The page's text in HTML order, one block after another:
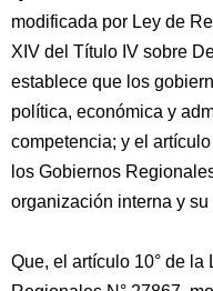
modificada por Ley de
XIV del Título IV sobre
establece que los
política, económica y
competencia; y el
los Gobiernos
organización interna y su
Que, el artículo 10° de